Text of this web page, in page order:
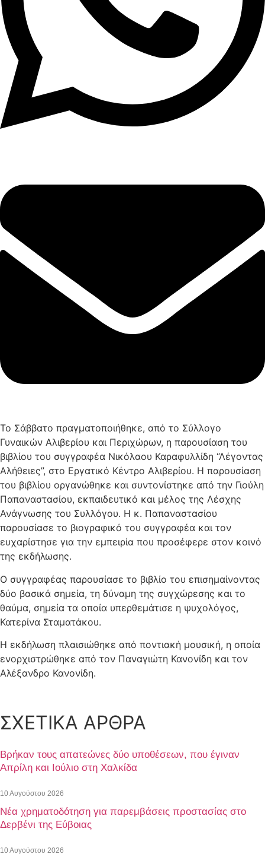
Το Σάββατο πραγματοποιήθηκε, από το Σύλλογο
Γυναικών Αλιβερίου και Περιχώρων, η παρουσίαση του
βιβλίου του συγγραφέα Νικόλαου Καραφυλλίδη “Λέγοντας
Αλήθειες”, στο Εργατικό Κέντρο Αλιβερίου. Η παρουσίαση
του βιβλίου οργανώθηκε και συντονίστηκε από την Γιούλη
Παπαναστασίου, εκπαιδευτικό και μέλος της Λέσχης
Ανάγνωσης του Συλλόγου. Η κ. Παπαναστασίου
παρουσίασε το βιογραφικό του συγγραφέα και τον
ευχαρίστησε για την εμπειρία που προσέφερε στον κοινό
της εκδήλωσης.
Ο συγγραφέας παρουσίασε το βιβλίο του επισημαίνοντας
δύο βασικά σημεία, τη δύναμη της συγχώρεσης και το
θαύμα, σημεία τα οποία υπερθεμάτισε η ψυχολόγος,
Κατερίνα Σταματάκου.
Η εκδήλωση πλαισιώθηκε από ποντιακή μουσική, η οποία
ενορχιστρώθηκε από τον Παναγιώτη Κανονίδη και τον
Αλέξανδρο Κανονίδη.
ΣΧΕΤΙΚΑ ΑΡΘΡΑ
Βρήκαν τους απατεώνες δύο υποθέσεων, που έγιναν
Απρίλη και Ιούλιο στη Χαλκίδα
10 Αυγούστου 2026
Νέα χρηματοδότηση για παρεμβάσεις προστασίας στο
Δερβένι της Εύβοιας
10 Αυγούστου 2026